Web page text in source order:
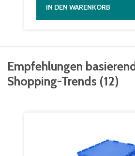
IN DEN WARENKORB
Empfehlungen
Shopping-Trends (12)